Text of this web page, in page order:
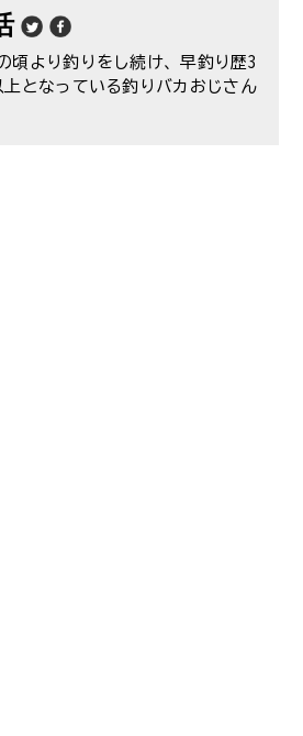
頃より釣りをし続け、早釣り歴3
上となっている釣りバカおじさん